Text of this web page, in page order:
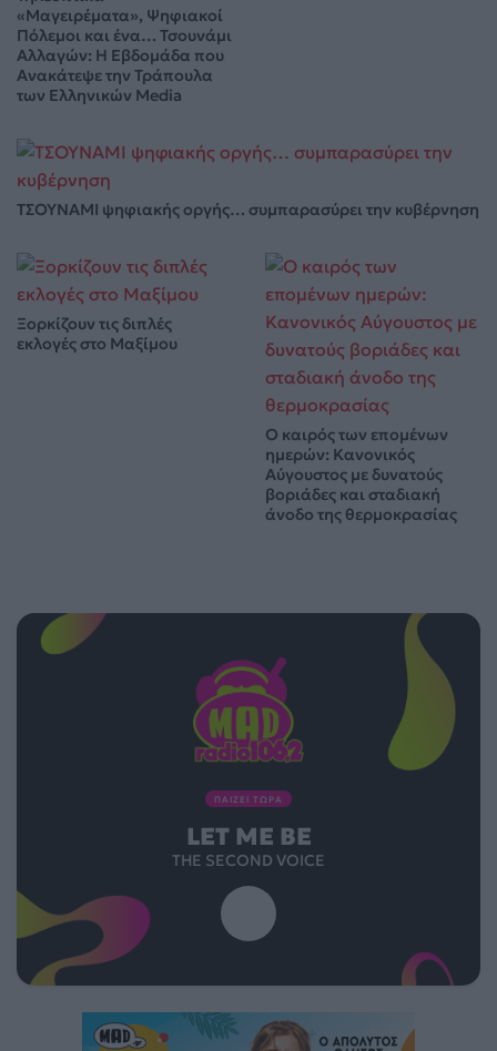
«Μαγειρέματα», Ψηφιακοί
Πόλεμοι και ένα… Τσουνάμι
Αλλαγών: Η Εβδομάδα που
Ανακάτεψε την Τράπουλα
των Ελληνικών Media
ΤΣΟΥΝΑΜΙ ψηφιακής οργής… συμπαρασύρει την κυβέρνηση
Ξορκίζουν τις διπλές
εκλογές στο Μαξίμου
Ο καιρός των επομένων
ημερών: Κανονικός
Αύγουστος με δυνατούς
βοριάδες και σταδιακή
άνοδο της θερμοκρασίας
ΠΑΙΖΕΙ ΤΩΡΑ
LET ME BE
THE SECOND VOICE